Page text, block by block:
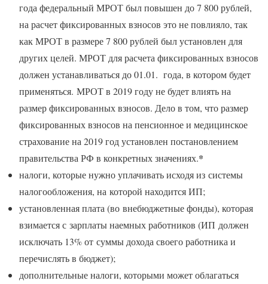
года федеральный МРОТ был повышен до 7 800 рублей,
на расчет фиксированных взносов это не повлияло, так
как МРОТ в размере 7 800 рублей был установлен для
других целей. МРОТ для расчета фиксированных взносов
должен устанавливаться до 01.01. года, в котором будет
применяться. МРОТ в 2019 году не будет влиять на
размер фиксированных взносов. Дело в том, что размер
фиксированных взносов на пенсионное и медицинское
страхование на 2019 год установлен постановлением
правительства РФ в конкретных значениях.*
налоги, которые нужно уплачивать исходя из системы
налогообложения, на которой находится ИП;
установленная плата (во внебюджетные фонды), которая
взимается с зарплаты наемных работников (ИП должен
исключать 13% от суммы дохода своего работника и
перечислять в бюджет);
дополнительные налоги, которыми может облагаться